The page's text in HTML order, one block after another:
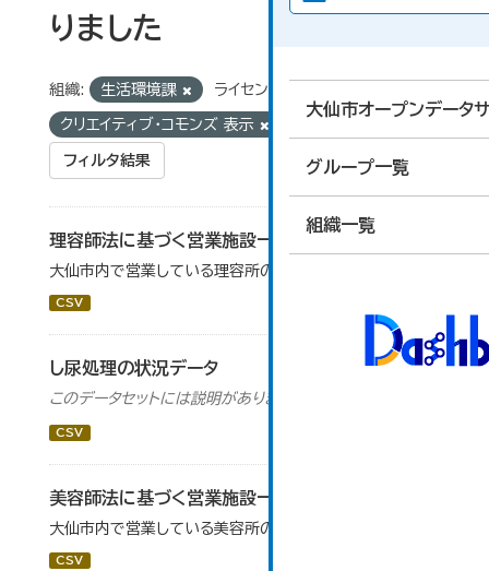
大仙市オープンデータ
グループ一覧
組織一覧
りました
組織: 生活環境課 ライセンス:
クリエイティブ・コモンズ 表示
フィルタ結果
理容師法に基づく営業施設一覧
大仙市内で営業している理容所の一覧を掲載します。
CSV
し尿処理の状況データ
このデータセットには説明がありません
CSV
美容師法に基づく営業施設一覧
大仙市内で営業している美容所の一覧を掲載します。
CSV